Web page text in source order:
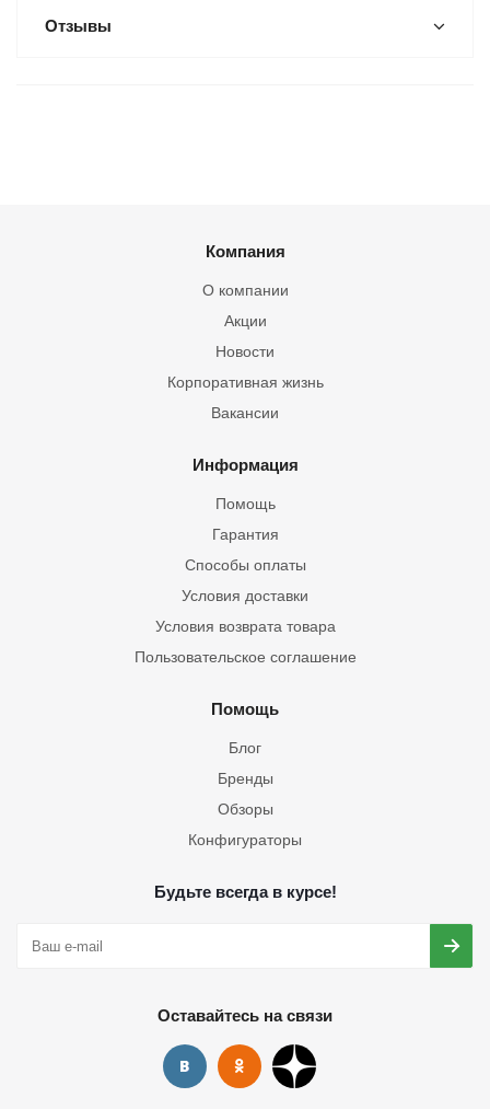
Отзывы
Компания
О компании
Акции
Новости
Корпоративная жизнь
Вакансии
Информация
Помощь
Гарантия
Способы оплаты
Условия доставки
Условия возврата товара
Пользовательское соглашение
Помощь
Блог
Бренды
Обзоры
Конфигураторы
Будьте всегда в курсе!
Оставайтесь на связи